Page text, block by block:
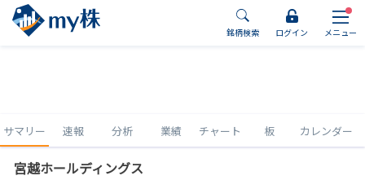
銘柄検索 ログイン メニュー
サマリー 速報 分析 業績 チャート 板 カレンダー
宮越ホールディングス